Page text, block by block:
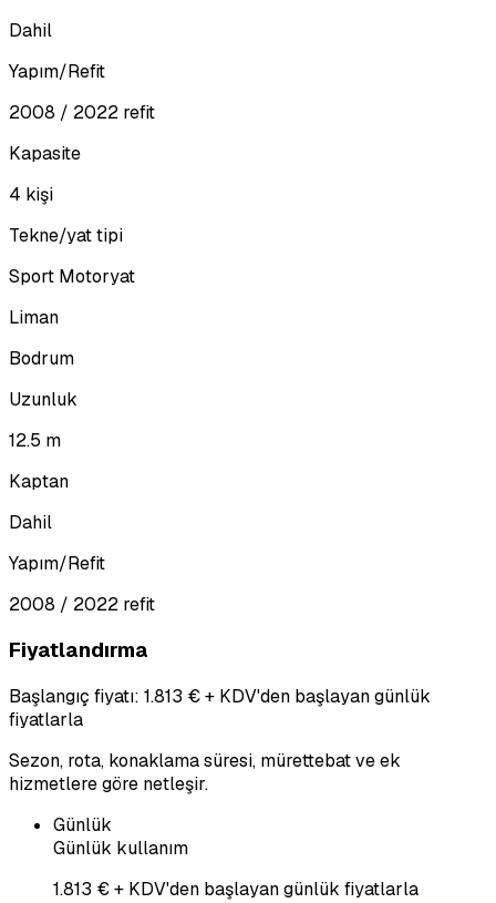
Dahil
Yapım/Refit
2008 / 2022 refit
Kapasite
4 kişi
Tekne/yat tipi
Sport Motoryat
Liman
Bodrum
Uzunluk
12.5 m
Kaptan
Dahil
Yapım/Refit
2008 / 2022 refit
Fiyatlandırma
Başlangıç fiyatı: 1.813 € + KDV'den başlayan günlük
fiyatlarla
Sezon, rota, konaklama süresi, mürettebat ve ek
hizmetlere göre netleşir.
Günlük
Günlük kullanım
1.813 € + KDV'den başlayan günlük fiyatlarla